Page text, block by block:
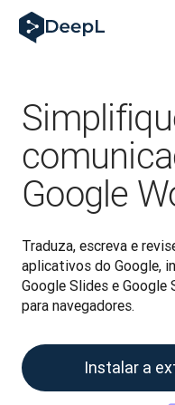
DeepL para agentes de IA
Translation Flow do
Entendendo a
Desenvolvendo a
De tradução de
Building an instantly
Google
Traduza, escreva e
aplicativos do Google,
Google Slides e Google
para navegadores.
Instalar a